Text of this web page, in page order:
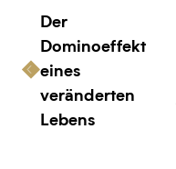
Der
Dominoeffekt
eines
veränderten
Lebens